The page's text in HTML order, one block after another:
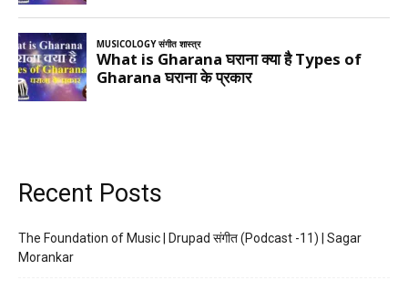
Recent Posts
The Foundation of Music | Drupad संगीत (Podcast -11) | Sagar
Morankar